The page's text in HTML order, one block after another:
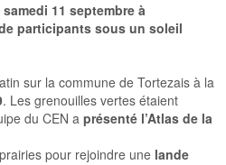
11 septembre à
participants sous un soleil
sur la commune de Tortezais à la
. Les grenouilles vertes étaient
du CEN aprésenté l’Atlas de la
pour rejoindre une lande